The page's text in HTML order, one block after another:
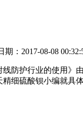
期：2017-08-08
线防护行业的使用
精细硫酸钡小编就具